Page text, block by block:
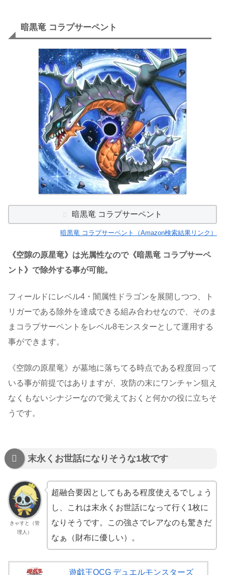
暗黒竜 コラプサーペント
暗黒竜 コラプサーペント
暗黒竜 コラプサーペント（Amazon検索結果リンク）
《空隙の原星竜》は光属性なので《暗黒竜 コラプサーペ
ント》で除外する事が可能。
フィールドにレベル4・闇属性ドラゴンを展開しつつ、ト
リガーである除外を達成できる組み合わせなので、そのま
まコラプサーペントをレベル8モンスターとして運用する
事ができます。
《空隙の原星竜》が墓地に落ちてる時点である程度回って
いる事が前提ではありますが、攻防の末にワンチャン狙え
なくもないシナジーなので覚えておくと何かの役に立ちそ
うです。
末永くお世話になりそうな1枚です
きゃすと（管
理人）
超融合要因としてもある程度使えるでしょう
し、これは末永くお世話になって行く1枚に
なりそうです。この強さでレアなのも驚きだ
なぁ（財布に優しい）。
遊戯王OCG デュエルモンスターズ